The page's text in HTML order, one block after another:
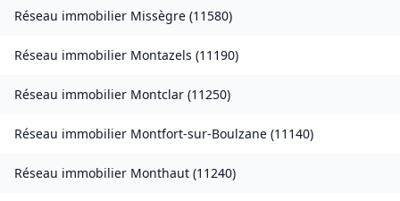
Réseau immobilier Missègre (11580)
Réseau immobilier Montazels (11190)
Réseau immobilier Montclar (11250)
Réseau immobilier Montfort-sur-Boulzane (11140)
Réseau immobilier Monthaut (11240)